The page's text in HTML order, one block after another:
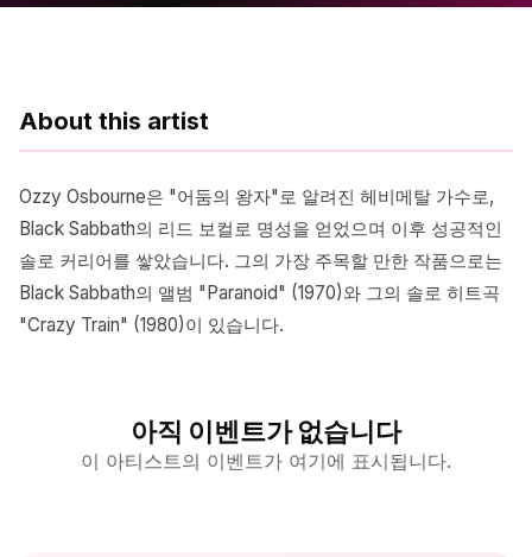
About this artist
Ozzy Osbourne은 "어둠의 왕자"로 알려진 헤비메탈 가수로,
Black Sabbath의 리드 보컬로 명성을 얻었으며 이후 성공적인
솔로 커리어를 쌓았습니다. 그의 가장 주목할 만한 작품으로는
Black Sabbath의 앨범 "Paranoid" (1970)와 그의 솔로 히트곡
"Crazy Train" (1980)이 있습니다.
아직 이벤트가 없습니다
이 아티스트의 이벤트가 여기에 표시됩니다.